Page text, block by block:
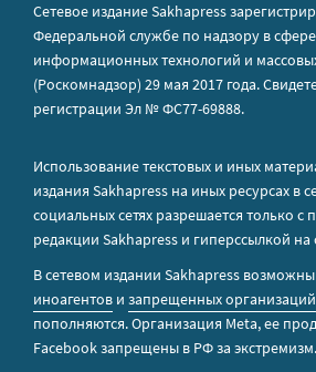
Сетевое издание Sakhapress
Федеральной службе по надзору в сфере
информационных технологий и
(Роскомнадзор) 29 мая 2017 года.
регистрации Эл № ФС77-69888.
Использование текстовых и иных
издания Sakhapress на иных ресурсах в
социальных сетях разрешается только с
редакции Sakhapress и гиперссылкой на
В сетевом издании Sakhapress
иноагентов и запрещенных организаций
пополняются. Организация Metа, ее
Facebook запрещены в РФ за экстремизм.